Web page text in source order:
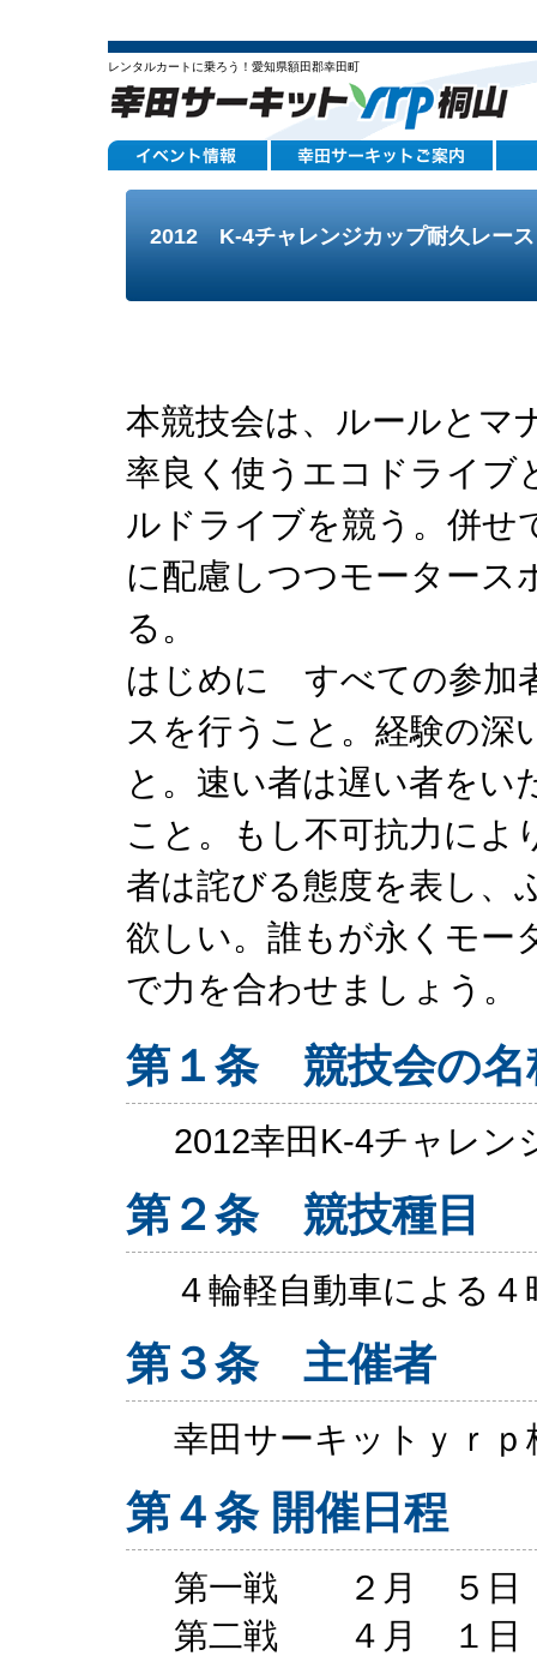
レンタルカートに乗ろう！愛知県額田郡幸田町
2012 K-4チャレンジカップ耐久レー
本競技会は、ルールとマ
率良く使うエコドライブ
ルドライブを競う。併せ
に配慮しつつモータース
る。
はじめに すべての参加
スを行うこと。経験の深
と。速い者は遅い者をい
こと。もし不可抗力によ
者は詫びる態度を表し、
欲しい。誰もが永くモー
で力を合わせましょう。
第１条 競技会の名
2012幸田K-4チャレン
第２条 競技種目
４輪軽自動車による
第３条 主催者
幸田サーキットｙｒｐ
第４条 開催日程
第一戦 ２月 ５日
第二戦 ４月 １日